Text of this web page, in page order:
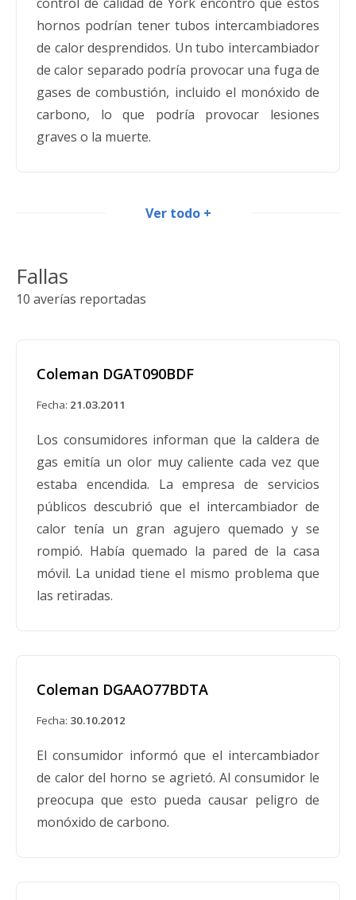
hornos podrían tener tubos intercambiadores
de calor desprendidos. Un tubo intercambiador
de calor separado podría provocar una fuga de
gases de combustión, incluido el monóxido de
carbono, lo que podría provocar lesiones
graves o la muerte.
Fecha:
quemaduras en la envoltura del horno. Esto
puede provocar calentamiento y posible quema
adyacentes al horno, lo que representa un
peligro de incendio y humo para los
consumidores. El retiro del mercado involucra
hornos de las marcas Coleman, Coleman Evcon
y Red T. Los hornos son de color plateado con
paneles de acceso blancos. Estos modelos de
hornos con los números de modelo que se
enumeran a continuación están incluidos en el
DGAT075BDE DGAT075BDF DLAS075BDD
DLAS075BDE DLAS075BDF.
Una fuga en la manguera provoca el
retiro del mercado de la máquina de
Ver todo +
Fallas
10 averías reportadas
Coleman DGAT090BDF
Fecha: 21.03.2011
Los consumidores informan que la caldera de
gas emitía un olor muy caliente cada vez que
estaba encendida. La empresa de servicios
públicos descubrió que el intercambiador de
calor tenía un gran agujero quemado y se
rompió. Había quemado la pared de la casa
móvil. La unidad tiene el mismo problema que
las retiradas.
Coleman DGAAO77BDTA
Fecha: 30.10.2012
El consumidor informó que el intercambiador
de calor del horno se agrietó. Al consumidor le
preocupa que esto pueda causar peligro de
monóxido de carbono.